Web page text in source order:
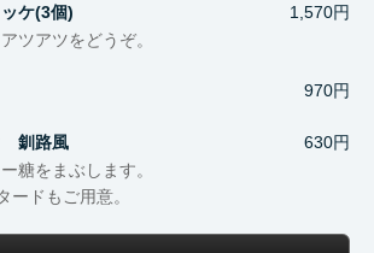
ケ(3個)
1,570円
ツアツをどうぞ。
970円
釧路風
630円
糖をまぶします。
ードもご用意。